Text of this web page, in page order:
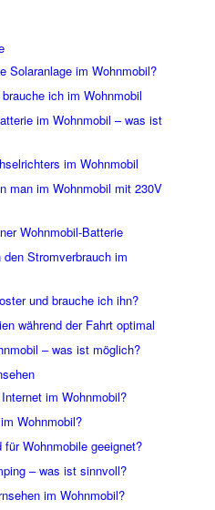
Solaranlage im Wohnmobil?
ich im Wohnmobil
im Wohnmobil – was ist
im Wohnmobil
man im Wohnmobil mit 230V
Wohnmobil-Batterie
Stromverbrauch im
und brauche ich ihn?
während der Fahrt optimal
– was ist möglich?
im Wohnmobil?
Wohnmobil?
Wohnmobile geeignet?
– was ist sinnvoll?
im Wohnmobil?